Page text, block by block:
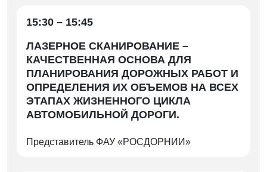
15:30 – 15:45
ЛАЗЕРНОЕ СКАНИРОВАНИЕ –
КАЧЕСТВЕННАЯ ОСНОВА ДЛЯ
ПЛАНИРОВАНИЯ ДОРОЖНЫХ РАБОТ И
ОПРЕДЕЛЕНИЯ ИХ ОБЪЕМОВ НА ВСЕХ
ЭТАПАХ ЖИЗНЕННОГО ЦИКЛА
АВТОМОБИЛЬНОЙ ДОРОГИ.
Представитель ФАУ «РОСДОРНИИ»